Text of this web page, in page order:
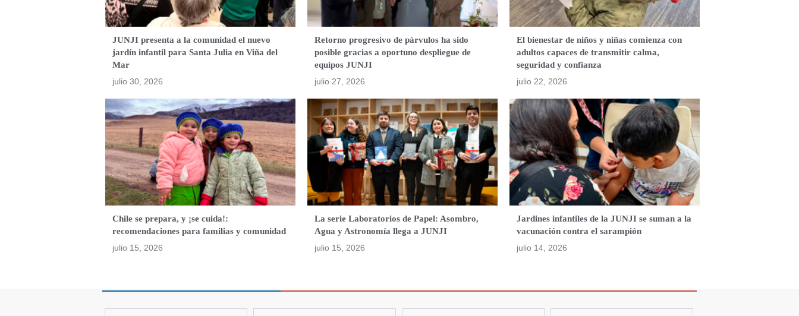
JUNJI presenta a la comunidad el nuevo
jardín infantil para Santa Julia en Viña del
Mar
julio 30, 2026
Retorno progresivo de párvulos ha sido
posible gracias a oportuno despliegue de
equipos JUNJI
julio 27, 2026
El bienestar de niños y niñas comienza con
adultos capaces de transmitir calma,
seguridad y confianza
julio 22, 2026
Chile se prepara, y ¡se cuida!:
recomendaciones para familias y comunidad
julio 15, 2026
La serie Laboratorios de Papel: Asombro,
Agua y Astronomía llega a JUNJI
julio 15, 2026
Jardines infantiles de la JUNJI se suman a la
vacunación contra el sarampión
julio 14, 2026